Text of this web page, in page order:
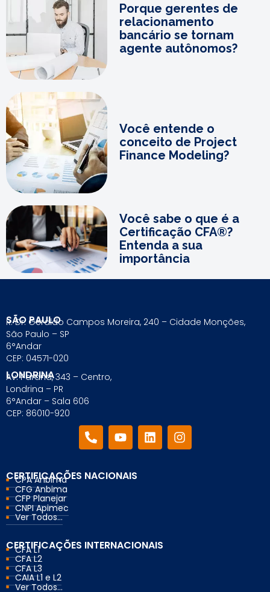
Porque gerentes de
relacionamento
bancário se tornam
agente autônomos?
Você entende o
conceito de Project
Finance Modeling?
Você sabe o que é a
Certificação CFA®?
Entenda a sua
importância
SÃO PAULO
R. Dr. Geraldo Campos Moreira, 240 – Cidade Monções,
São Paulo – SP
6°Andar
CEP: 04571-020
LONDRINA
Av. Paraná, 343 – Centro,
Londrina – PR
6°Andar – Sala 606
CEP: 86010-920
CERTIFICAÇÕES NACIONAIS
CPA Anbima
CFG Anbima
CFP Planejar
CNPI Apimec
Ver Todos...
CERTIFICAÇÕES INTERNACIONAIS
CFA L1
CFA L2
CFA L3
CAIA L1 e L2
Ver Todos...